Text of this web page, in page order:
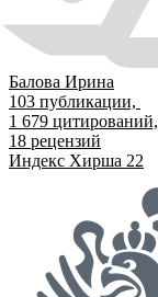
Балова Ирина
103 публикации,
1 679 цитирований,
18 рецензий
Индекс Хирша 22